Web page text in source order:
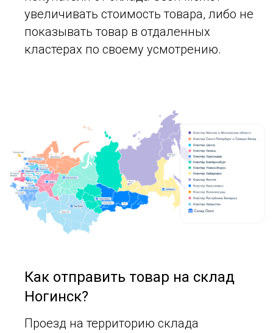
увеличивать стоимость товара, либо не
показывать товар в отдаленных
кластерах по своему усмотрению.
Как отправить товар на склад
Ногинск?
Проезд на территорию склада